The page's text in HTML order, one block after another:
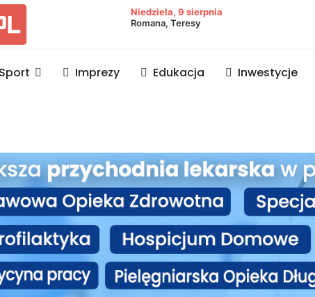
lubaczowski
Niedziela, 9 sierpnia
Romana, Teresy
Sport Imprezy Edukacja Inwestycje